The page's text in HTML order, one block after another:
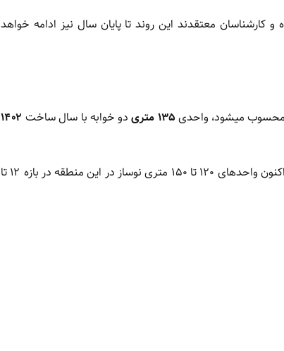
معتقدند این روند تا پایان سال نیز ادامه خواهد
محسوب میشود، واحدی ۱۳۵ متری دو خوابه با سال ساخت ۱۴۰۲
عظیمیه طی چهار سال گذشته همواره در بالاترین سطوح قیمت مسکن قرار داشته و اکنون واحدهای ۱۲۰ تا ۱۵۰ متری نوساز در این منطقه در بازه ۱۲ تا